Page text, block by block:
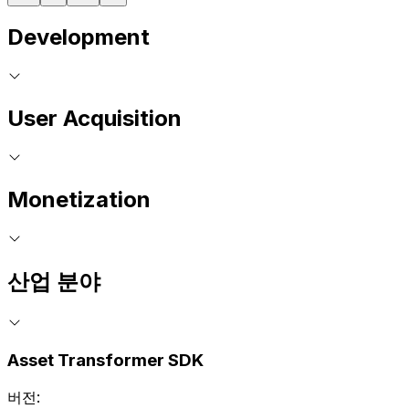
Development
User Acquisition
Monetization
산업 분야
Asset Transformer SDK
버전: